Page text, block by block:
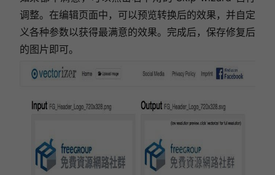
调整。在编辑页面中，可以预览转换后的效果，并自定
义各种参数以获得最满意的效果。完成后，保存修复后
的图片即可。